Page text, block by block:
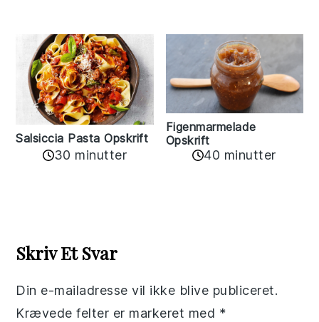
Salsiccia Pasta Opskrift
30 minutter
Figenmarmelade
Opskrift
40 minutter
Interactions
Skriv Et Svar
Din e-mailadresse vil ikke blive publiceret.
Krævede felter er markeret med *